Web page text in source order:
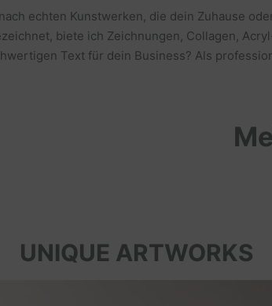
echten Kunstwerken, die dein Zuhause
biete ich Zeichnungen, Collagen,
Text für dein Business? Als
UNIQUE ARTWORKS